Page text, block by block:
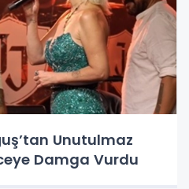
Unutulmaz
Damga Vurdu